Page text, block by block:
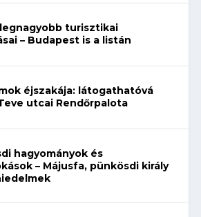
turisztikai
– Budapest is a listán
éjszakája: látogathatóvá
utcai Rendőrpalota
hagyományok és
– Májusfa, pünkösdi király